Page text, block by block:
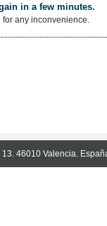
in a few minutes.
any inconvenience.
46010 Valencia.